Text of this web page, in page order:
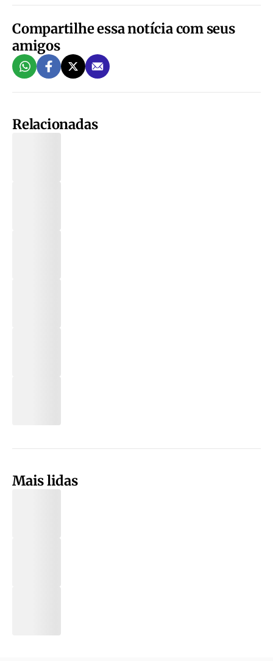
Compartilhe essa notícia com seus
amigos
Relacionadas
Mais lidas